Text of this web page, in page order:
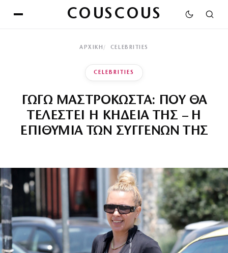
COUSCOUS
ΑΡΧΙΚΉ CELEBRITIES
CELEBRITIES
ΓΩΓΩ ΜΑΣΤΡΟΚΩΣΤΑ: ΠΟΥ ΘΑ
ΤΕΛΕΣΤΕΙ Η ΚΗΔΕΙΑ ΤΗΣ – Η
ΕΠΙΘΥΜΙΑ ΤΩΝ ΣΥΓΓΕΝΩΝ ΤΗΣ